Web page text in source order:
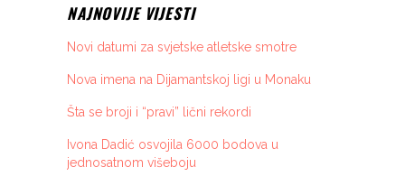
NAJNOVIJE VIJESTI
Novi datumi za svjetske atletske smotre
Nova imena na Dijamantskoj ligi u Monaku
Šta se broji i “pravi” lični rekordi
Ivona Dadić osvojila 6000 bodova u
jednosatnom višeboju